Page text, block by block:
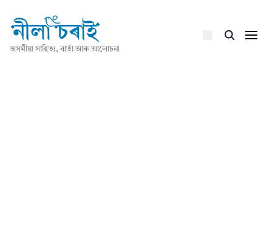
অসমীয়া সাহিত্য, বাৰ্তা আৰু আলোচনা